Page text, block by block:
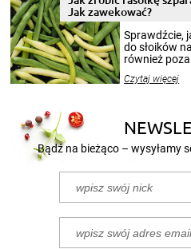
miesięcy.
patenty,
przetworów.
Jak zawekować?
Sprawdźcie,
do słoików
również
nasze
Czytaj więcej
Bądź na bieżąco – wysyłamy